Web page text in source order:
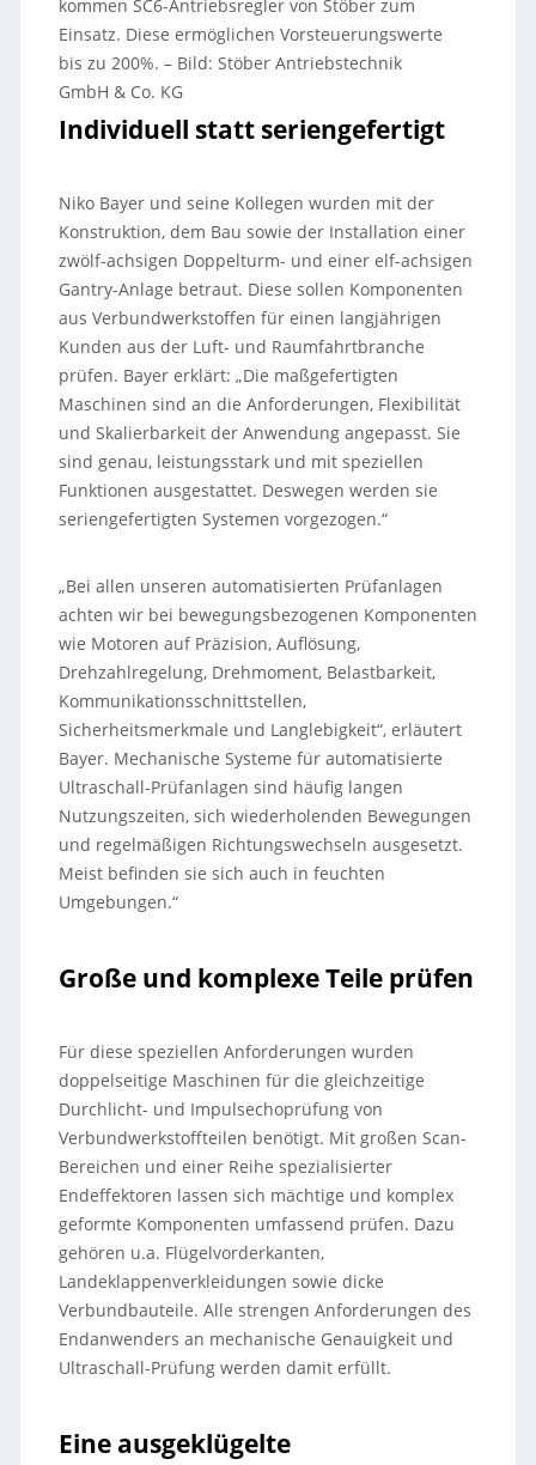
kommen SC6-Antriebsregler von Stöber zum
Einsatz. Diese ermöglichen Vorsteuerungswerte
bis zu 200%. – Bild: Stöber Antriebstechnik
GmbH & Co. KG
Individuell statt seriengefertigt
Niko Bayer und seine Kollegen wurden mit der
Konstruktion, dem Bau sowie der Installation einer
zwölf-achsigen Doppelturm- und einer elf-achsigen
Gantry-Anlage betraut. Diese sollen Komponenten
aus Verbundwerkstoffen für einen langjährigen
Kunden aus der Luft- und Raumfahrtbranche
prüfen. Bayer erklärt: „Die maßgefertigten
Maschinen sind an die Anforderungen, Flexibilität
und Skalierbarkeit der Anwendung angepasst. Sie
sind genau, leistungsstark und mit speziellen
Funktionen ausgestattet. Deswegen werden sie
seriengefertigten Systemen vorgezogen.“
„Bei allen unseren automatisierten Prüfanlagen
achten wir bei bewegungsbezogenen Komponenten
wie Motoren auf Präzision, Auflösung,
Drehzahlregelung, Drehmoment, Belastbarkeit,
Kommunikationsschnittstellen,
Sicherheitsmerkmale und Langlebigkeit“, erläutert
Bayer. Mechanische Systeme für automatisierte
Ultraschall-Prüfanlagen sind häufig langen
Nutzungszeiten, sich wiederholenden Bewegungen
und regelmäßigen Richtungswechseln ausgesetzt.
Meist befinden sie sich auch in feuchten
Umgebungen.“
Große und komplexe Teile prüfen
Für diese speziellen Anforderungen wurden
doppelseitige Maschinen für die gleichzeitige
Durchlicht- und Impulsechoprüfung von
Verbundwerkstoffteilen benötigt. Mit großen Scan-
Bereichen und einer Reihe spezialisierter
Endeffektoren lassen sich mächtige und komplex
geformte Komponenten umfassend prüfen. Dazu
gehören u.a. Flügelvorderkanten,
Landeklappenverkleidungen sowie dicke
Verbundbauteile. Alle strengen Anforderungen des
Endanwenders an mechanische Genauigkeit und
Ultraschall-Prüfung werden damit erfüllt.
Eine ausgeklügelte